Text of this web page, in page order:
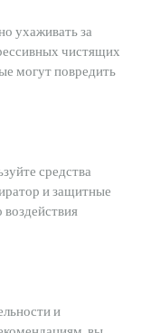
ухаживать за
чистящих
могут повредить
средства
и защитные
и